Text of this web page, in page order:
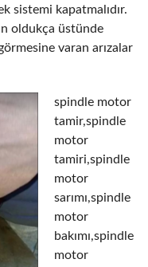
sistemi kapatmalıdır.
oldukça üstünde
varan arızalar
spindle motor
tamir,spindle
motor
tamiri,spindle
motor
sarımı,spindle
motor
bakımı,spindle
motor